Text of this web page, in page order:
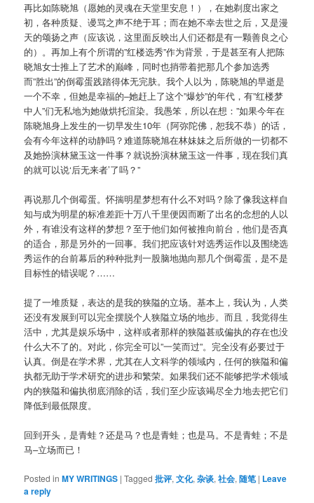
再比如陈晓旭（愿她的灵魂在天堂里安息！），在她剃度出家之
初，各种质疑、谩骂之声不绝于耳；而在她不幸去世之后，又是漫
天的颂扬之声（应该说，这里面反映出人们还都是有一颗善良之心
的）。再加上有个所谓的”红楼选秀”作为背景，于是甚至有人把陈
晓旭女士推上了艺术的巅峰，同时也捎带着把那几个参加选秀
而”胜出”的倒霉蛋践踏得体无完肤。我个人以为，陈晓旭的早逝是
一个不幸，但她是幸福的–她赶上了这个”爆炒”的年代，有”红楼梦
中人”们无私地为她做烘托渲染。我愚笨，所以在想：”如果今年在
陈晓旭身上发生的一切早发生10年（阿弥陀佛，恕我不恭）的话，
会有今年这样的动静吗？难道陈晓旭在林妹妹之后所做的一切都不
及她扮演林黛玉这一件事？就说扮演林黛玉这一件事，现在我们真
的就可以说‘后无来者’了吗？”
再说那几个倒霉蛋。怀揣明星梦想有什么不对吗？除了像我这样自
知与成为明星的标准差距十万八千里便因而断了出名的念想的人以
外，有谁没有这样的梦想？至于他们如何被推向前台，他们是否真
的适合，那是另外的一回事。我们把应该针对选秀运作以及围绕选
秀运作的台前幕后的种种批判一股脑地抛向那几个倒霉蛋，是不是
目标性的错误呢？……
提了一堆质疑，表达的是我的狭隘的立场。基本上，我认为，人类
还没有发展到可以完全摆脱个人狭隘立场的地步。而且，我觉得生
活中，尤其是娱乐场中，这样或者那样的狭隘甚或偏执的存在也没
什么大不了的。对此，你完全可以”一笑而过”。完全没有必要过于
认真。倒是在学术界，尤其在人文科学的领域内，任何的狭隘和偏
执都无助于学术研究的进步和繁荣。如果我们还不能够把学术领域
内的狭隘和偏执彻底消除的话，我们至少应该竭尽全力地去把它们
降低到最低限度。
回到开头，是青蛙？还是马？也是青蛙；也是马。不是青蛙；不是
马–立场而已！
Posted in MY WRITINGS |Tagged 批评,文化,杂谈,社会,随笔 | Leave
a reply